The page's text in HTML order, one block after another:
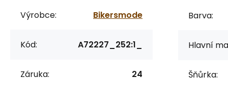
Výrobce: Bikersmode
Kód: A72227_252:1_
Záruka: 24
Barva:
Hlavní
Šňůrka: